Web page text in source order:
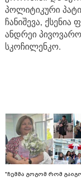
პოლიტიკური
ჩანიშევა, ქსენია
ანდრეი
სკოჩილენკო.
"ჩემმა გოგომ რომ